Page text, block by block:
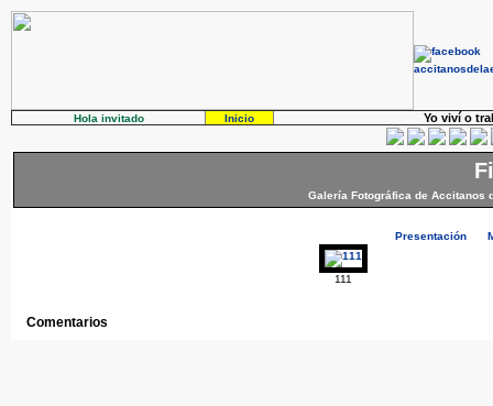
Hola invitado Inicio Yo viví o
Galería Fotográfica de Accitanos
Presentación
111
Comentarios